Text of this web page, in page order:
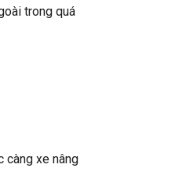
trong quá
càng xe nâng